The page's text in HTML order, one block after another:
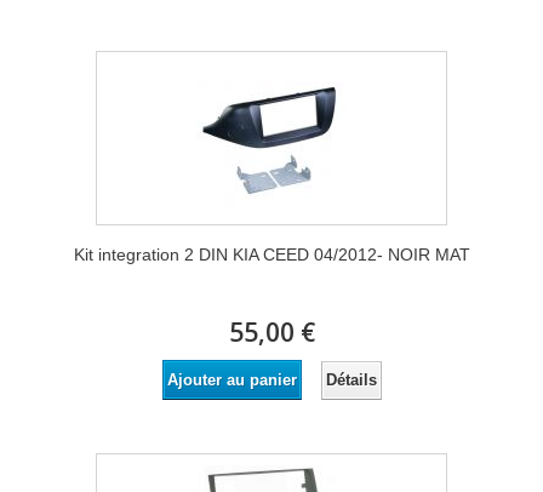
Kit integration 2 DIN KIA CEED 04/2012- NOIR MAT
55,00 €
Ajouter au panier Détails